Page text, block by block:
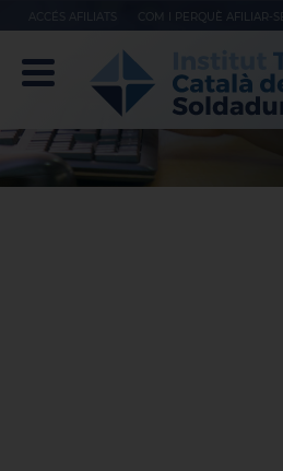
COM I PERQUÈ AFILIAR-SE